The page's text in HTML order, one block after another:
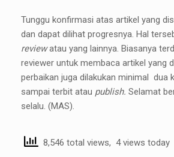
Tunggu konfirmasi atas artikel yang
dan dapat dilihat progresnya. Hal
reviewatau yang lainnya. Biasanya
reviewer untuk membaca artikel yang
perbaikan juga dilakukan minimal dua
sampai terbit atau publish. Selamat
selalu. (MAS).
8,546 total views, 4 views today